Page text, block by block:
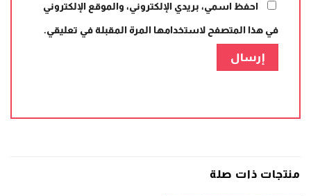
احفظ اسمي، بريدي الإلكتروني، والموقع الإلكتروني
في هذا المتصفح لاستخدامها المرة المقبلة في تعليقي.
منتجات ذات صلة